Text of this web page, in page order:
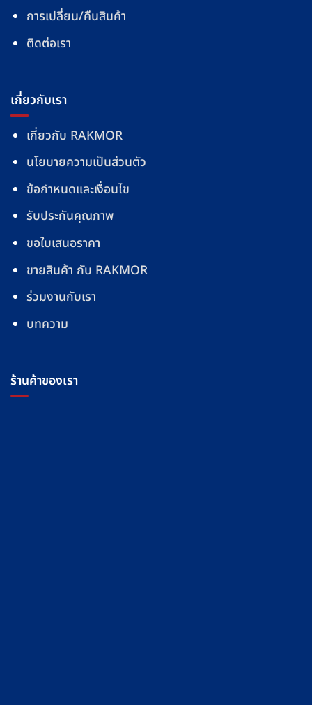
การเปลี่ยน/คืนสินค้า
ติดต่อเรา
เกี่ยวกับเรา
เกี่ยวกับ RAKMOR
นโยบายความเป็นส่วนตัว
ข้อกำหนดและเงื่อนไข
รับประกันคุณภาพ
ขอใบเสนอราคา
ขายสินค้า กับ RAKMOR
ร่วมงานกับเรา
บทความ
ร้านค้าของเรา